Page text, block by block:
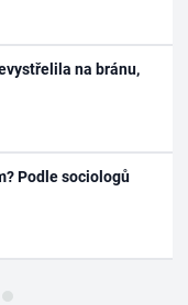
na bránu,
Podle sociologů